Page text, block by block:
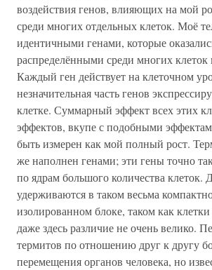
воздействия генов, влияющих на мой
среди многих отдельных клеток. Моё
идентичными генами, которые
распределёнными среди многих клеток
Каждый ген действует на клеточном
незначительная часть генов
клетке. Суммарный эффект всех этих
эффектов, вкупе с подобными
быть измерен как мой полный рост.
же наполнен генами; эти гены точно
по ядрам большого количества клеток.
удерживаются в таком весьма
изолированном блоке, таком как
даже здесь различие не очень велико.
термитов по отношению друг к другу
перемещения органов человека, но